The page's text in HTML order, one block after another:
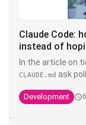
Claude Code:
instead of
In the article on
CLAUDE.md
Development